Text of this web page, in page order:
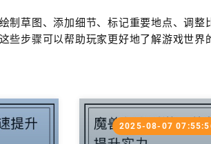
制草图、添加细节、标记重要地点、调整
些步骤可以帮助玩家更好地了解游戏世界
2025-08-07